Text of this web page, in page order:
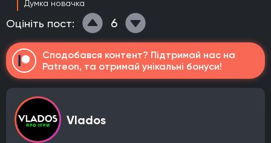
Думка новачка
Оцініть пост: 6
Сподобався контент? Підтримай нас на
Patreon, та отримай унікальні бонуси!
Vlados